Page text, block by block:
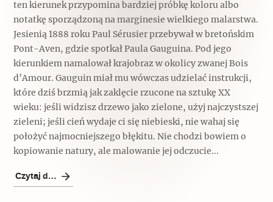
ten kierunek przypomina bardziej próbkę koloru albo
notatkę sporządzoną na marginesie wielkiego malarstwa.
Jesienią 1888 roku Paul Sérusier przebywał w bretońskim
Pont-Aven, gdzie spotkał Paula Gauguina. Pod jego
kierunkiem namalował krajobraz w okolicy zwanej Bois
d’Amour. Gauguin miał mu wówczas udzielać instrukcji,
które dziś brzmią jak zaklęcie rzucone na sztukę XX
wieku: jeśli widzisz drzewo jako zielone, użyj najczystszej
zieleni; jeśli cień wydaje ci się niebieski, nie wahaj się
położyć najmocniejszego błękitu. Nie chodzi bowiem o
kopiowanie natury, ale malowanie jej odczucie...
Czytaj dalej